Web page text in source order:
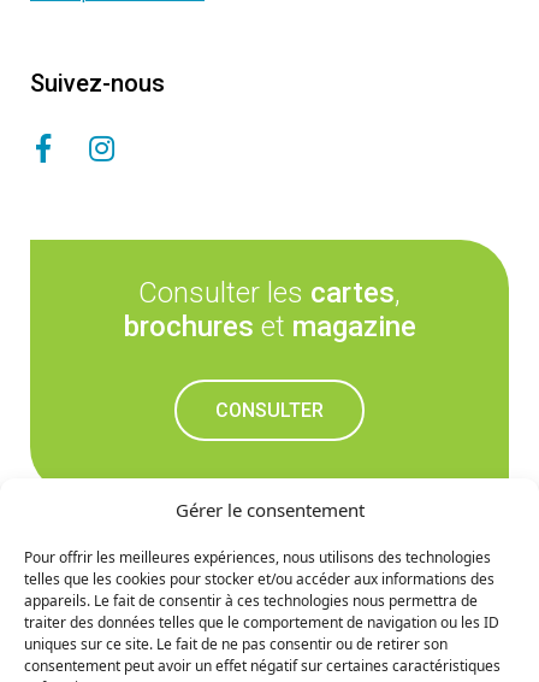
Gérer le consentement
Pour offrir les meilleures expériences, nous utilisons des technologies
telles que les cookies pour stocker et/ou accéder aux informations des
appareils. Le fait de consentir à ces technologies nous permettra de
traiter des données telles que le comportement de navigation ou les ID
uniques sur ce site. Le fait de ne pas consentir ou de retirer son
consentement peut avoir un effet négatif sur certaines caractéristiques
Suivez-nous
Consulter les cartes,
brochures et magazine
CONSULTER
Ne manquez rien des
prochaines nouvelles